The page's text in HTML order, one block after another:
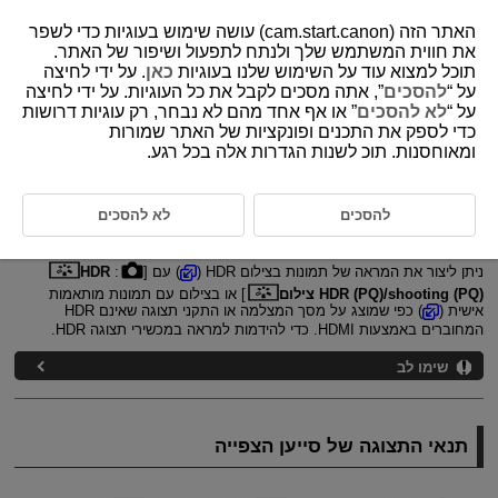
D375-102
סייען צפייה ביומן HDR/C.‎
תנאי התצוגה של סייען הצפייה
הצג את הגדרות סייען הצפייה
ניתן ליצור את המראה של תמונות בצילום HDR ( ) עם [ :
HDR
shooting (PQ)‎/‏HDR (PQ)‎ צילום
] או בצילום עם תמונות מותאמות
אישית (
) כפי שמוצג על מסך המצלמה או התקני תצוגה שאינם HDR
המחוברים באמצעות HDMI. כדי להידמות למראה במכשירי תצוגה HDR.
שימו לב
תנאי התצוגה של סייען הצפייה
האתר הזה (cam.start.canon) עושה שימוש בעוגיות כדי לשפר
את חווית המשתמש שלך ולנתח לתפעול ושיפור של האתר.
תוכל למצוא עוד על השימוש שלנו בעוגיות כאן. על ידי לחיצה
על “להסכים”, אתה מסכים לקבל את כל העוגיות. על ידי לחיצה
על “לא להסכים” או אף אחד מהם לא נבחר, רק עוגיות דרושות
כדי לספק את התכנים ופונקציות של האתר שמורות
ומאוחסנות. תוכ לשנות הגדרות אלה בכל רגע.
להסכים לא להסכים